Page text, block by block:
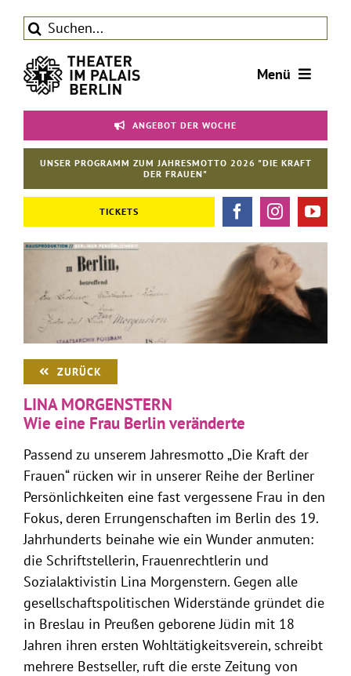
Inhalt
springen
Suche
Menü
Tickets
Theater
ANGEBOT DER WOCHE
UNSER PROGRAMM ZUM JAHRESMOTTO 2026 "DIE KRAFT
DER FRAUEN"
TICKETS
ZURÜCK
LINA MORGENSTERN
Wie eine Frau Berlin veränderte
Passend zu unserem Jahresmotto „Die Kraft der
Frauen“ rücken wir in unserer Reihe der Berliner
Persönlichkeiten eine fast vergessene Frau in den
Fokus, deren Errungenschaften im Berlin des 19.
Jahrhunderts beinahe wie ein Wunder anmuten:
die Schriftstellerin, Frauenrechtlerin und
Sozialaktivistin Lina Morgenstern. Gegen alle
gesellschaftspolitischen Widerstände gründet die
in Breslau in Preußen geborene Jüdin mit 18
Jahren ihren ersten Wohltätigkeitsverein, schreibt
mehrere Bestseller, ruft die erste Zeitung von